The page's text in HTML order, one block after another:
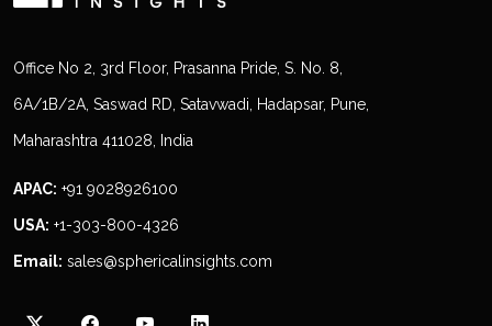
Office No 2, 3rd Floor, Prasanna Pride, S. No. 8,
6A/1B/2A, Saswad RD, Satavwadi, Hadapsar, Pune,
Maharashtra 411028, India
APAC: +91 9028926100
USA: +1-303-800-4326
Email: sales@sphericalinsights.com